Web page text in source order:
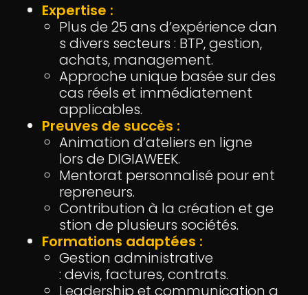
Expertise :
Plus de 25 ans d’expérience dan
s divers secteurs : BTP, gestion,
achats, management.
Approche unique basée sur des
cas réels et immédiatement
applicables.
Preuves de succès :
Animation d’ateliers en ligne
lors de DIGIAWEEK.
Mentorat personnalisé pour ent
repreneurs.
Contribution à la création et ge
stion de plusieurs sociétés.
Formations adaptées :
Gestion administrative
: devis, factures, contrats.
Leadership et communication a